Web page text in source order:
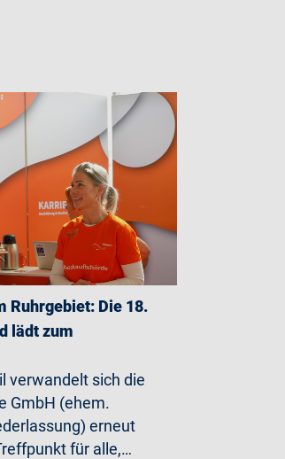
Ruhrgebiet: Die 18.
lädt zum
verwandelt sich die
GmbH (ehem.
erneut
für alle,…